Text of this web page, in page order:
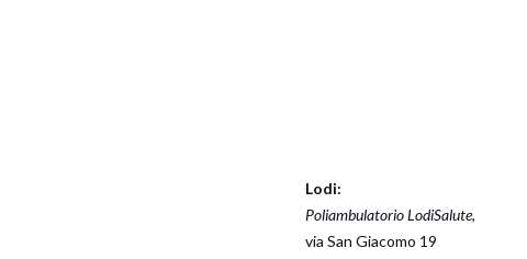
Lodi:
Poliambulatorio LodiSalute,
via San Giacomo 19